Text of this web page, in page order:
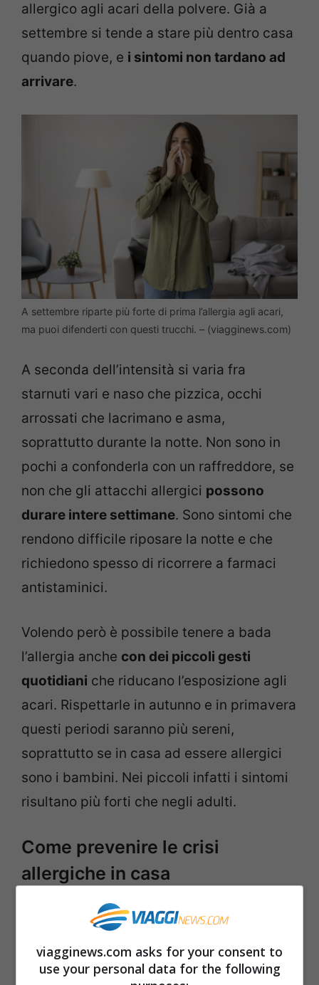
allergico agli acari della polvere. Già a
settembre si tende a stare più dentro casa
quando piove, e i sintomi non tardano ad
arrivare.
A settembre riparte più forte di prima l’allergia agli acari,
ma puoi difenderti con questi trucchi. – (viagginews.com)
A seconda dell’intensità si varia fra
starnuti vari e naso che pizzica, occhi
arrossati che lacrimano e asma,
soprattutto durante la notte. Non sono in
pochi a confonderla con un raffreddore, se
non che gli attacchi allergici possono
durare intere settimane. Sono sintomi che
rendono difficile riposare la notte e che
richiedono spesso di ricorrere a farmaci
antistaminici.
Volendo però è possibile tenere a bada
l’allergia anche con dei piccoli gesti
quotidiani che riducano l’esposizione agli
acari. Rispettarle in autunno e in primavera
questi periodi saranno più sereni,
soprattutto se in casa ad essere allergici
sono i bambini. Nei piccoli infatti i sintomi
risultano più forti che negli adulti.
Come prevenire le crisi
allergiche in casa
Per prima cosa nonostante molti credano
regola contraria. Durante le ore centrale
viagginews.com asks for your consent to
use your personal data for the following